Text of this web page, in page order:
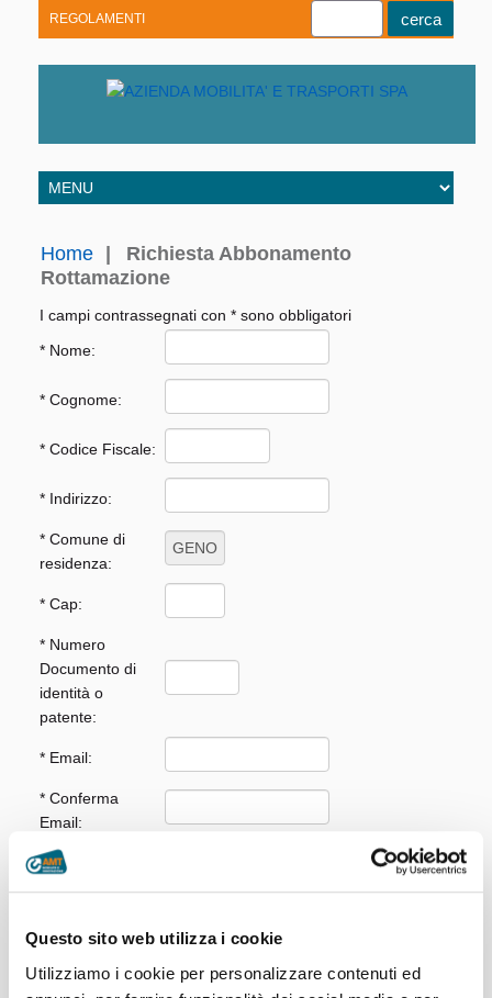
Questo sito web utilizza i cookie
Utilizziamo i cookie per personalizzare contenuti ed
REGOLAMENTI
Home
Richiesta Abbonamento
Rottamazione
I campi contrassegnati con * sono obbligatori
* Nome:
* Cognome:
* Codice Fiscale:
* Indirizzo:
* Comune di
residenza:
* Cap:
* Numero
Documento di
identità o
patente:
* Email:
* Conferma
Email:
* Cellulare:
rottamata:
documento